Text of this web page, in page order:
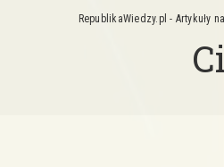
RepublikaWiedzy.pl - Artykuły